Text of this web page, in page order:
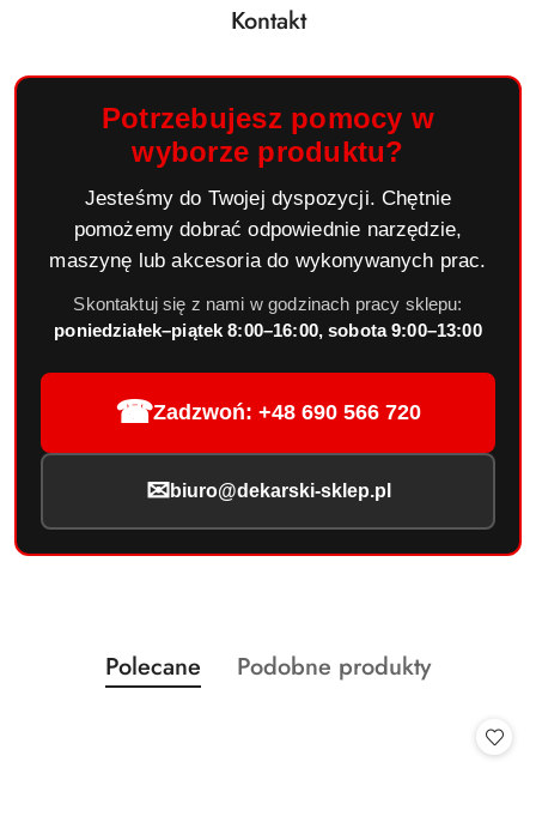
Kontakt
Potrzebujesz pomocy w
wyborze produktu?
Jesteśmy do Twojej dyspozycji. Chętnie
pomożemy dobrać odpowiednie narzędzie,
maszynę lub akcesoria do wykonywanych prac.
Skontaktuj się z nami w godzinach pracy sklepu:
poniedziałek–piątek 8:00–16:00, sobota 9:00–13:00
☎Zadzwoń: +48 690 566 720
✉ biuro@dekarski-sklep.pl
Pomiń karuzelę produktów
Produkty
o
Polecane
Produkty
Podobne produkty